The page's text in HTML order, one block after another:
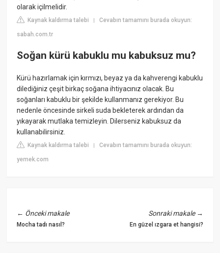
olarak içilmelidir.
Kaynak kaldırma talebi |Cevabın tamamını burada okuyun:
sabah.com.tr
Soğan kürü kabuklu mu kabuksuz mu?
Kürü hazırlamak için kırmızı, beyaz ya da kahverengi kabuklu
dilediğiniz çeşit birkaç soğana ihtiyacınız olacak. Bu
soğanları kabuklu bir şekilde kullanmanız gerekiyor. Bu
nedenle öncesinde sirkeli suda bekleterek ardından da
yıkayarak mutlaka temizleyin. Dilerseniz kabuksuz da
kullanabilirsiniz.
Kaynak kaldırma talebi |Cevabın tamamını burada okuyun:
yemek.com
← Önceki makale
Mocha tadı nasıl?
Sonraki makale→
En güzel ızgara et hangisi?